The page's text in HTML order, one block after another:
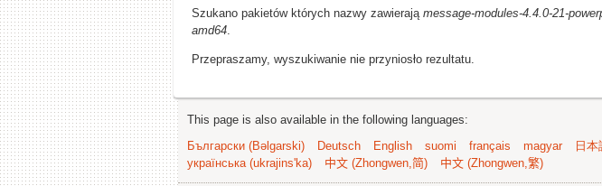
Szukano pakietów których nazwy zawierają message-modules-4.4.0-21-
amd64.
Przepraszamy, wyszukiwanie nie przyniosło rezultatu.
This page is also available in the following languages:
Български (Bəlgarski)
Deutsch English suomi français magyar 日
українська (ukrajins'ka)
中文 (Zhongwen,简) 中文 (Zhongwen,繁)